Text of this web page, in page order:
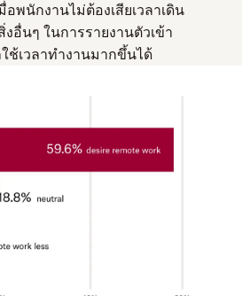
พนักงานไม่ต้องเสียเวลาเดิน
งอื่นๆ ในการรายงานตัวเข้า
ช้เวลาทำงานมากขึ้นได้